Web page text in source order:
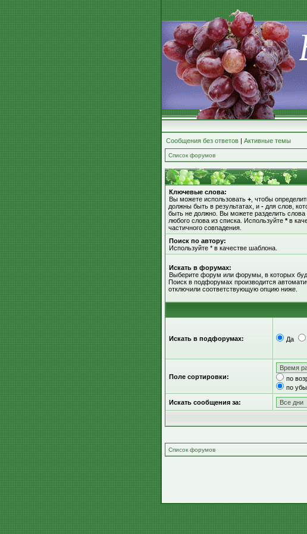
Сообщения без ответов | Активные темы
Список форумов
Ключевые слова:
Вы можете использовать + , чтобы
должны быть в результатах, и - для слов,
быть не должно. Вы можете разделить
любого слова из списка. Используйте *в
частичного совпадения.
Поиск по автору:
Используйте * в качестве шаблона.
Искать в форумах:
Выберите форум или форумы, в которых
Поиск в подфорумах производится
отключили соответствующую опцию ниже.
Искать в подфорумах: Да
Поле сортировки:
по
по
Искать сообщения за:
Список форумов